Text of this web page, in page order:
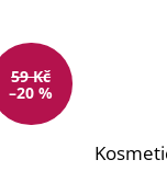
59 Kč
–20 %